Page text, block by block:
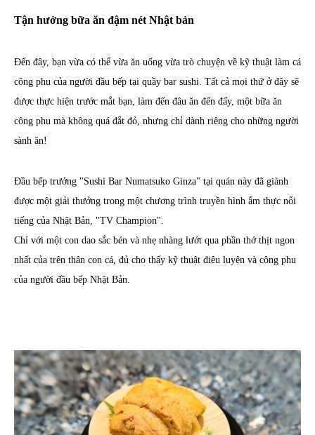
Tận hưởng bữa ăn đậm nét Nhật bản
Đến đây, bạn vừa có thể vừa ăn uống vừa trò chuyện về kỹ thuật làm cá
công phu của người đầu bếp tại quầy bar sushi. Tất cả mọi thứ ở đây sẽ
được thực hiện trước mắt bạn, làm đến đâu ăn đến đấy, một bữa ăn
công phu mà không quá đắt đỏ, nhưng chỉ dành riêng cho những người
sành ăn!
Đầu bếp trưởng "Sushi Bar Numatsuko Ginza" tại quán này đã giành
được một giải thưởng trong một chương trình truyền hình ẩm thực nổi
tiếng của Nhật Bản, "TV Champion".
Chỉ với một con dao sắc bén và nhẹ nhàng lướt qua phần thớ thịt ngon
nhất của trên thân con cá, đủ cho thấy kỹ thuật điêu luyện và công phu
của người đầu bếp Nhật Bản.